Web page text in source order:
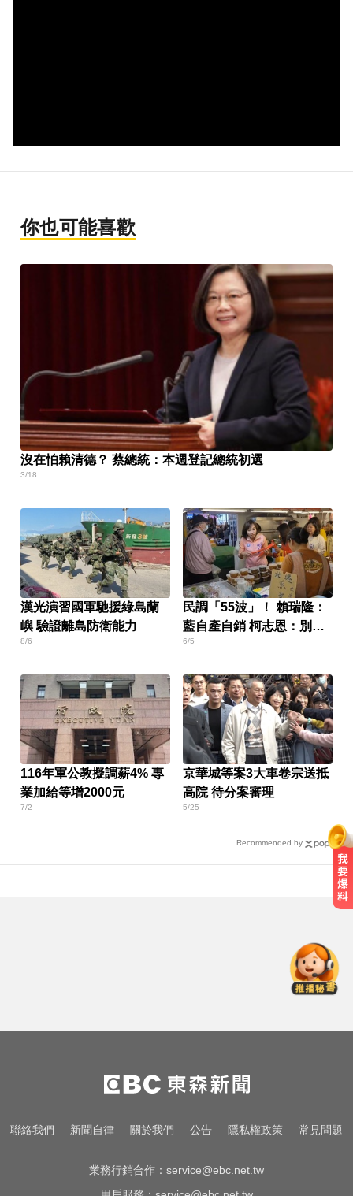
你也可能喜歡
沒在怕賴清德？ 蔡總統：本週登記總統初選
3/18
漢光演習國軍馳援綠島蘭
嶼 驗證離島防衛能力
8/6
民調「55波」！ 賴瑞隆：
藍自產自銷 柯志恩：別玻
璃心
6/5
116年軍公教擬調薪4% 專
業加給等增2000元
7/2
京華城等案3大車卷宗送抵
高院 待分案審理
5/25
Recommended by
失明 醫揭防護指南
愛玩車／北極星新車 275匹馬力媲
美性能房車
NBA／灰熊前鋒克拉克死因出爐 法
聯絡我們 新聞自律 關於我們 公告 隱私權政策 常見問題
業務行銷合作： service@ebc.net.tw